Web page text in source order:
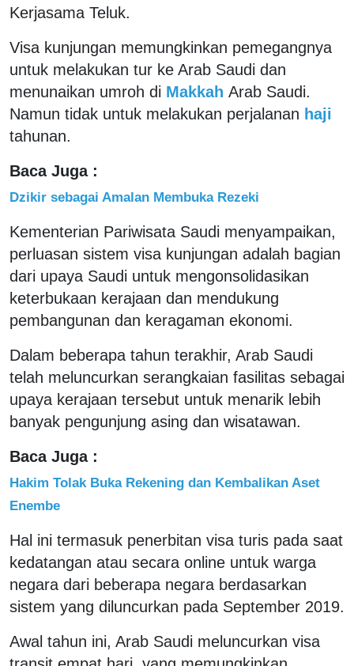
Kerjasama Teluk.
Visa kunjungan memungkinkan pemegangnya
untuk melakukan tur ke Arab Saudi dan
menunaikan umroh di Makkah Arab Saudi.
Namun tidak untuk melakukan perjalanan haji
tahunan.
Baca Juga :
Dzikir sebagai Amalan Membuka Rezeki
Kementerian Pariwisata Saudi menyampaikan,
perluasan sistem visa kunjungan adalah bagian
dari upaya Saudi untuk mengonsolidasikan
keterbukaan kerajaan dan mendukung
pembangunan dan keragaman ekonomi.
Dalam beberapa tahun terakhir, Arab Saudi
telah meluncurkan serangkaian fasilitas sebagai
upaya kerajaan tersebut untuk menarik lebih
banyak pengunjung asing dan wisatawan.
Baca Juga :
Hakim Tolak Buka Rekening dan Kembalikan Aset
Enembe
Hal ini termasuk penerbitan visa turis pada saat
kedatangan atau secara online untuk warga
negara dari beberapa negara berdasarkan
sistem yang diluncurkan pada September 2019.
Awal tahun ini, Arab Saudi meluncurkan visa